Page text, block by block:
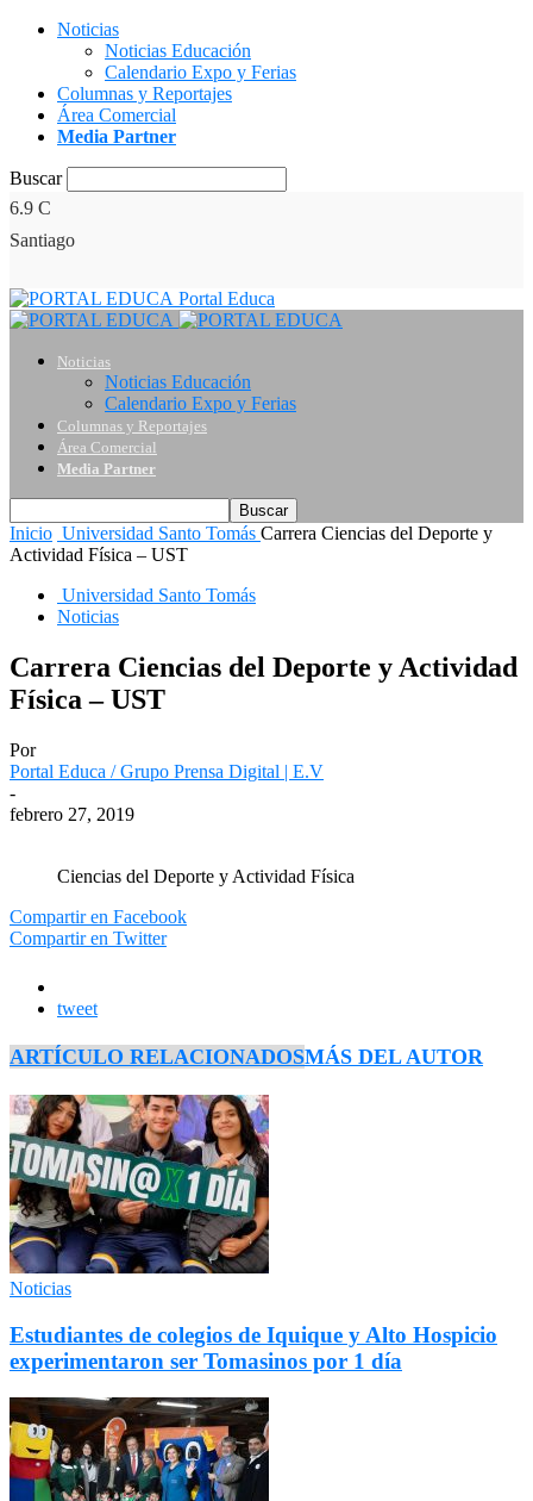
Noticias
Noticias Educación
Calendario Expo y Ferias
Columnas y Reportajes
Área Comercial
Media Partner
Buscar
6.9 C
Santiago
Portal Educa
Noticias
Noticias Educación
Calendario Expo y Ferias
Columnas y Reportajes
Área Comercial
Media Partner
Inicio Universidad Santo Tomás Carrera Ciencias del Deporte y
Actividad Física – UST
Universidad Santo Tomás
Noticias
Carrera Ciencias del Deporte y Actividad
Física – UST
Por
Portal Educa / Grupo Prensa Digital | E.V
-
febrero 27, 2019
Ciencias del Deporte y Actividad Física
Compartir en Facebook
Compartir en Twitter
tweet
ARTÍCULO RELACIONADOSMÁS DEL AUTOR
Noticias
Estudiantes de colegios de Iquique y Alto Hospicio
experimentaron ser Tomasinos por 1 día